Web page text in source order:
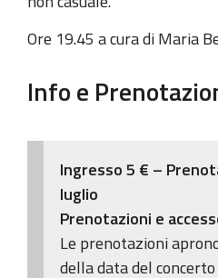
Ore 19.45 a cura di Maria
Info e
Ingresso 5 € –
luglio
Prenotazioni e
Le prenotazioni
della data del